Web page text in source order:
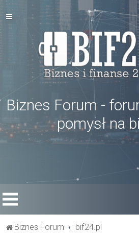
Biznes Forum -
pomysł na
Biznes Forum bif24.pl